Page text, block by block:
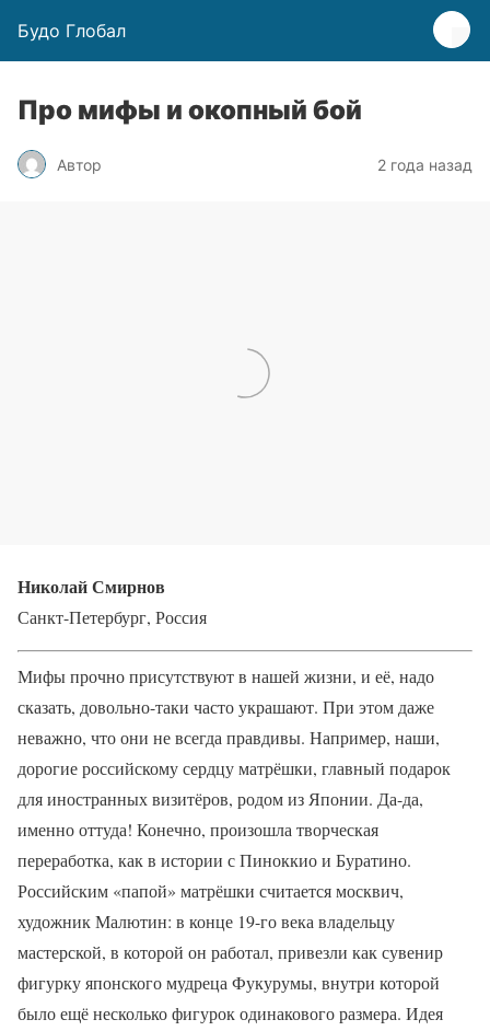
Будо Глобал
Про мифы и окопный бой
Автор 2 года назад
Николай Смирнов
Санкт-Петербург, Россия
Мифы прочно присутствуют в нашей жизни, и её, надо
сказать, довольно-таки часто украшают. При этом даже
неважно, что они не всегда правдивы. Например, наши,
дорогие российскому сердцу матрёшки, главный подарок
для иностранных визитёров, родом из Японии. Да-да,
именно оттуда! Конечно, произошла творческая
переработка, как в истории с Пиноккио и Буратино.
Российским «папой» матрёшки считается москвич,
художник Малютин: в конце 19-го века владельцу
мастерской, в которой он работал, привезли как сувенир
фигурку японского мудреца Фукурумы, внутри которой
было ещё несколько фигурок одинакового размера. Идея